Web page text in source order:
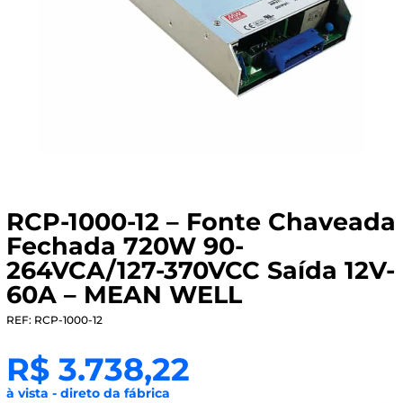
RCP-1000-12 – Fonte Chaveada
Fechada 720W 90-
264VCA/127-370VCC Saída 12V-
60A – MEAN WELL
REF: RCP-1000-12
R$3.738,22
à vista - direto da fábrica